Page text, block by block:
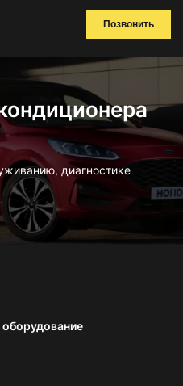
Позвонить
диагностике
оборудование